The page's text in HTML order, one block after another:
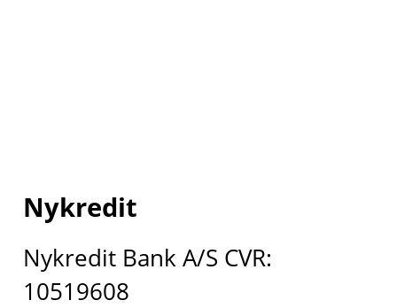
Nykredit
Nykredit Bank A/S CVR:
10519608